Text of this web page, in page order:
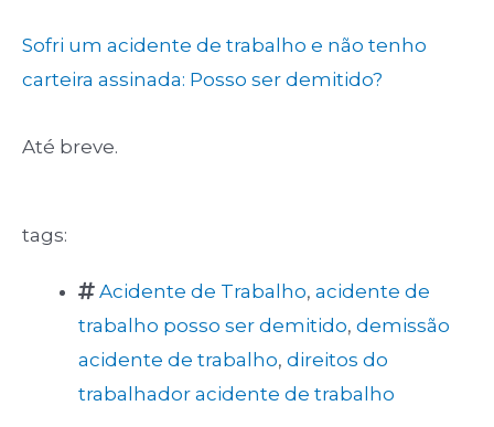
Sofri um acidente de trabalho e não tenho
carteira assinada: Posso ser demitido?
Até breve.
tags:
Acidente de Trabalho, acidente de
trabalho posso ser demitido, demissão
acidente de trabalho, direitos do
trabalhador acidente de trabalho